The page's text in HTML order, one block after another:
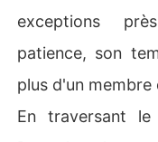
exceptions
patience, son
plus d'un membre
En traversant